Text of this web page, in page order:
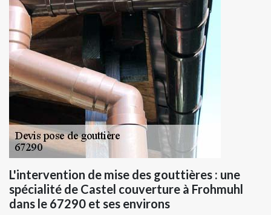
L'intervention de mise des gouttières : une
spécialité de Castel couverture à Frohmuhl
dans le 67290 et ses environs